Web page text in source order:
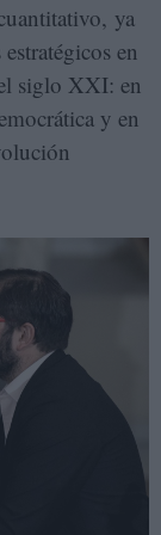
ya
en
siglo XXI: en
y en